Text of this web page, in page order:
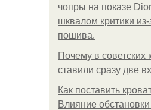
чопры на показе
шквалом критики
пошива.
Почему в советских
ставили сразу две
Как поставить
Влияние